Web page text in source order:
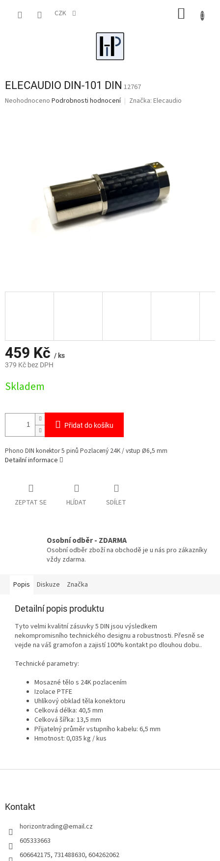
CZK
ELECAUDIO DIN-101 DIN 12767
Průměrné
Neohodnoceno Podrobnosti hodnocení Značka: Elecaudio
459 Kč / ks
379 Kč bez DPH
cena:
Skladem
Přidat do košíku
Phono DIN konektor 5 pinů Pozlacený 24K / vstup Ø6,5 mm
Detailní informace
ZEPTAT SE HLÍDAT SDÍLET
Osobní odběr - ZDARMA
Osobní odběr zboží na obchodě je u nás pro zákazníky
vždy zdarma.
Popis Diskuze Značka
Detailní popis produktu
Tyto velmi kvalitní zásuvky 5 DIN jsou výsledkem
nekompromisního technického designu a robustnosti. Přesně se
vejde na váš gramofon a zajistí 100% kontakt po dlouhou dobu..
Technické parametry:
Mosazné tělo s 24K pozlacením
Izolace PTFE
Uhlíkový obklad těla konektoru
Celková délka: 40,5 mm
Celková šířka: 13,5 mm
Přijatelný průměr vstupního kabelu: 6,5 mm
Hmotnost: 0,035 kg / kus
Kontakt
horizontrading@email.cz
605333663
606642175, 731488630, 604262062